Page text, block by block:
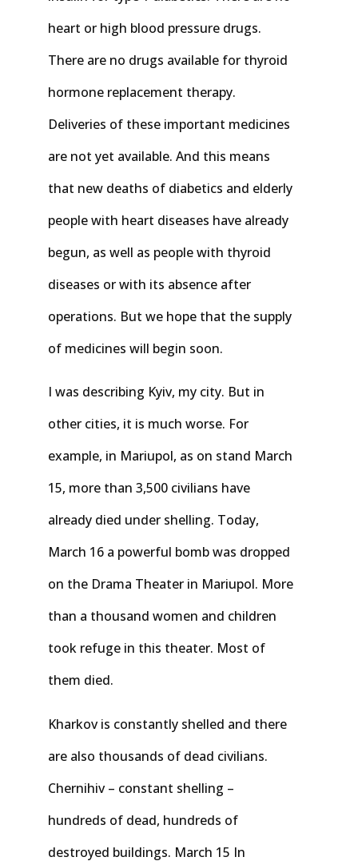
heart or high blood pressure drugs.
There are no drugs available for thyroid
hormone replacement therapy.
Deliveries of these important medicines
are not yet available. And this means
that new deaths of diabetics and elderly
people with heart diseases have already
begun, as well as people with thyroid
diseases or with its absence after
operations. But we hope that the supply
of medicines will begin soon.
I was describing Kyiv, my city. But in
other cities, it is much worse. For
example, in Mariupol, as on stand March
15, more than 3,500 civilians have
already died under shelling. Today,
March 16 a powerful bomb was dropped
on the Drama Theater in Mariupol. More
than a thousand women and children
took refuge in this theater. Most of
them died.
Kharkov is constantly shelled and there
are also thousands of dead civilians.
Chernihiv – constant shelling –
hundreds of dead, hundreds of
destroyed buildings. March 15 In